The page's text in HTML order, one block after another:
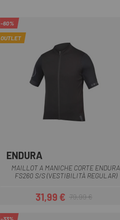
Blu
-60%
OUTLET
ENDURA
MAILLOT A MANICHE CORTE ENDURA
FS260 S/S (VESTIBILITÀ REGULAR)
Prezzo
31,99 €Prezzo base
79,99 €
-33%